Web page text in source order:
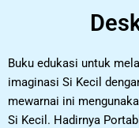
Buku edukasi untuk
imaginasi Si Kecil
mewarnai ini
Si Kecil. Hadirnya